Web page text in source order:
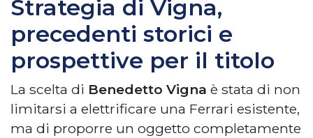
Strategia di Vigna,
precedenti storici e
prospettive per il titolo
La scelta di Benedetto Vigna è stata di non
limitarsi a elettrificare una Ferrari esistente,
ma di proporre un oggetto completamente